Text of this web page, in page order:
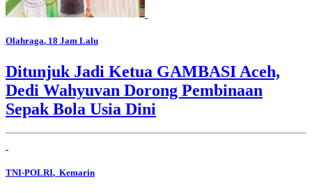
Olahraga, 18 Jam Lalu
Ditunjuk Jadi Ketua GAMBASI Aceh,
Dedi Wahyuvan Dorong Pembinaan
Sepak Bola Usia Dini
TNI-POLRI, Kemarin